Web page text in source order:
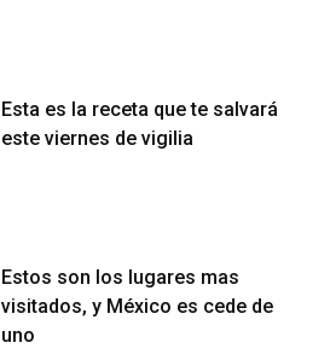
Esta es la receta que te salvará
este viernes de vigilia
Estos son los lugares mas
visitados, y México es cede de
uno